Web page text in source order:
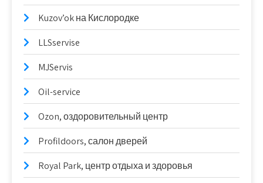
Kuzov’ok на Кислородке
LLSservise
MJServis
Oil-service
Ozon, оздоровительный центр
Profildoors, салон дверей
Royal Park, центр отдыха и здоровья